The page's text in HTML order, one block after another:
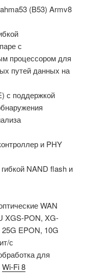
(B53) Armv8
с
процессором для
путей данных на
с поддержкой
и PHY
NAND flash и
WAN
XGS-PON, XG-
EPON, 10G
с
для
Wi-Fi 8